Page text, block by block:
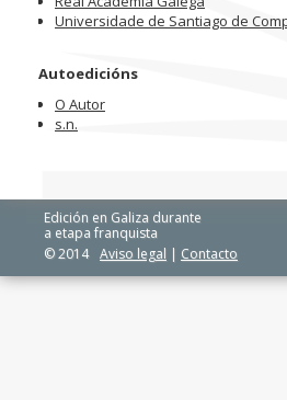
Universidade de Santiago de
Autoedicións
O Autor
s.n.
Edición en Galiza durante
a etapa franquista
© 2014 Aviso legal | Contacto